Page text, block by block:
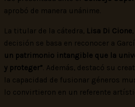
aprobó de manera unánime.
La titular de la cátedra, Lisa Di Cione
decisión se basa en reconocer a
un patrimonio intangible que la
y proteger”. Además, destacó su
la capacidad de fusionar géneros
lo convirtieron en un referente